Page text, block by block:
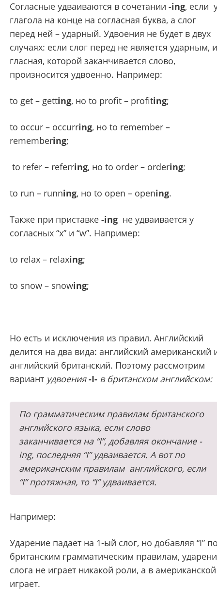
Согласные удваиваются в сочетании -ing, если
глагола на конце на согласная буква, а слог
перед ней – ударный. Удвоения не будет в двух
случаях: если слог перед не является ударным, и
гласная, которой заканчивается слово,
произносится удвоенно. Например:
to get – getting, нo to profit – profiting;
to occur – occurring, нo to remember –
remembering;
to refer – referring, нo to order – ordering;
to run – running, нo to open – opening.
Также при приставке -ing не удваивается у
согласных “х” и “w”. Например:
to relax – relaxing;
to snow – snowing;
Но есть и исключения из правил. Английский
делится на два вида: английский американский
английский британский. Поэтому рассмотрим
вариант удвоения-I- в британском английском:
По грамматическим правилам британского
английского языка, если слово
заканчивается на “I”, добавляя окончание -
ing, последняя “I” удваивается. А вот по
американским правилам английского, если
“I” протяжная, то “I” удваивается.
Например:
Ударение падает на 1-ый слог, но добавляя “I”
британским грамматическим правилам,
слога не играет никакой роли, а в американской
играет.